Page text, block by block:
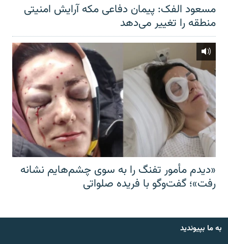
مسعود الفک: پیمان دفاعی مکه آرایش امنیتی
منطقه را تغییر می‌دهد
«دیدم مأمور تفنگ را به سوی چشم‌هایم نشانه
رفت»؛ گفت‌و‌گو با فریده صلواتی
به ما بپیوندید